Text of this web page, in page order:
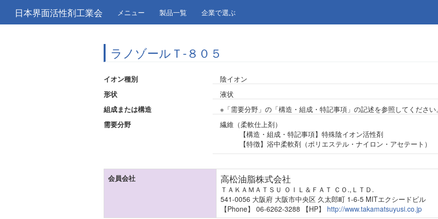
日本界面活性剤工業会 メニュー 製品一覧 企業で選ぶ
ラノゾールＴ-８０５
イオン種別
陰イオン
形状
液状
組成または構造
※「需要分野」の「構造・組成・特記事項」の記述を参照してください
需要分野
繊維（柔軟仕上剤）
【構造・組成・特記事項】特殊陰イオン活性剤
【特徴】浴中柔軟剤（ポリエステル・ナイロン・アセテート）
会員会社 高松油脂株式会社
ＴＡＫＡＭＡＴＳＵ ＯＩＬ＆ＦＡＴ ＣＯ.,ＬＴＤ.
541-0056 大阪府 大阪市中央区 久太郎町 1-6-5 MITエクシードビル
【Phone】 06-6262-3288
【HP】 http://www.takamatsuyusi.co.jp